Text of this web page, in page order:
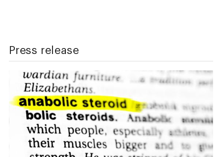
Press release